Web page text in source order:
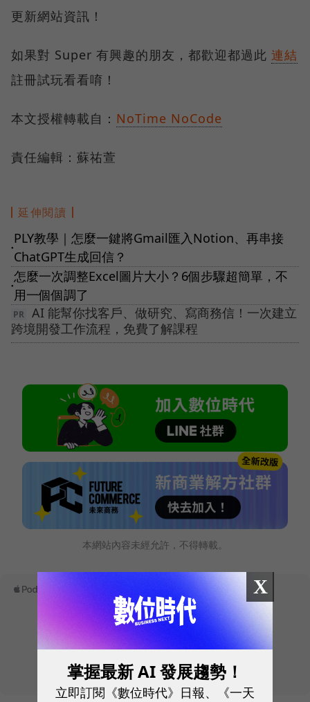
更新網站資訊！
如果對 Super 有興趣的朋友，都歡迎都過此 連結
註冊試玩看看唷！
本文授權轉載自： NoTime NoCode
責任編輯：蘇祐萱
延伸閱讀
●
PLY教學｜怎麼一鍵將Gmail匯入Notion、再串接
ChatGPT生成回信？
●
怎麼一次調整Excel圖片大小？6個步驟超簡單，不
用一個個調了
AI 能幫你找客戶、做研究、寫商務信！一次建立
跨境開發工作流程，免費了解課程
本網站內容未經允許，不得轉載。
X
掌握最新 AI 發展趨勢！
立即訂閱《數位時代》日報、《一天